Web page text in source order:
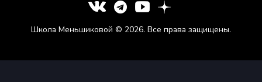
Школа Меньшиковой © 2026. Все права защищены.